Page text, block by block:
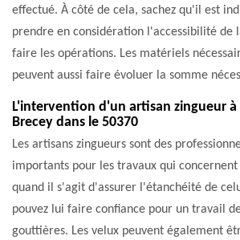
effectué. À côté de cela, sachez qu'il est
prendre en considération l'accessibilité de
faire les opérations. Les matériels
peuvent aussi faire évoluer la somme
L'intervention d'un artisan zingueur à
Brecey dans le 50370
Les artisans zingueurs sont des
importants pour les travaux qui
quand il s'agit d'assurer l'étanchéité de
pouvez lui faire confiance pour un travail
gouttières. Les velux peuvent également